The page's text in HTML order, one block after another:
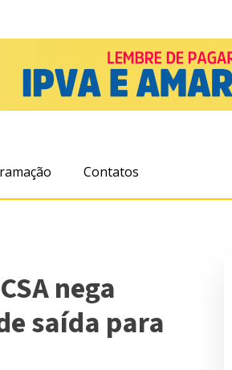
Contatos
nega
saída para